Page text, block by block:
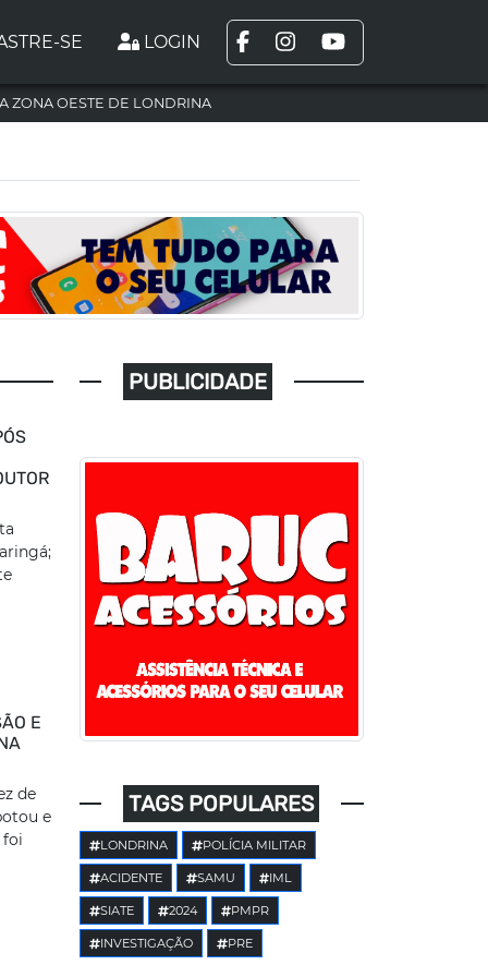
SE LOGIN
ZONA OESTE DE LONDRINA
E
de
e
PUBLICIDADE
TAGS POPULARES
LONDRINA POLÍCIA MILITAR
ACIDENTE SAMU IML
SIATE 2024 PMPR
INVESTIGAÇÃO PRE